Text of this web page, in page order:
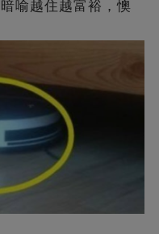
喻越住越富裕，懊